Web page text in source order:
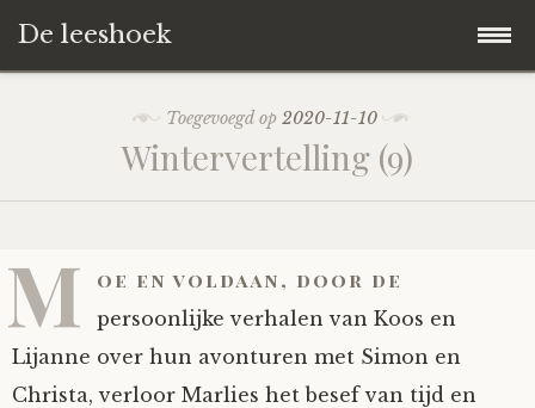
De leeshoek
De Leeshoek
Wie zijn we?
De hele kast
HD-Archief
Verhalen
Toegevoegd op 2020-11-10
Wintervertelling (9)
M oe en voldaan, door de
persoonlijke verhalen van Koos en
Lijanne over hun avonturen met Simon en
Christa, verloor Marlies het besef van tijd en